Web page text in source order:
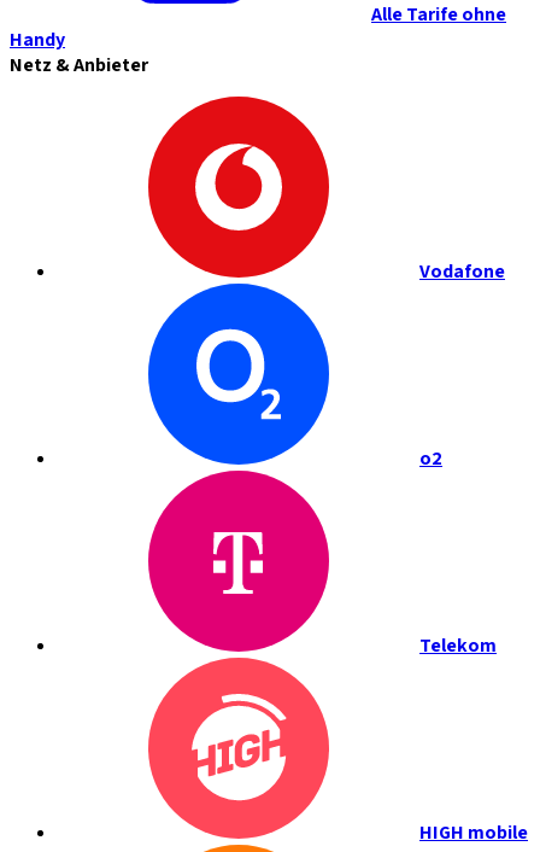
Alle Tarife ohne
Handy
Netz & Anbieter
Vodafone
o2
Telekom
HIGH mobile